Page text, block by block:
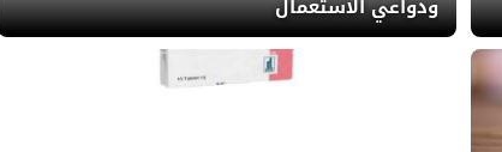
ودواعي الاستعمال